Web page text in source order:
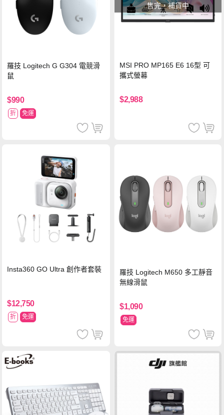
羅技 Logitech G G304 電競滑
鼠
$990
折 免運
售完，補貨中
MSI PRO MP165 E6 16型 可
攜式螢幕
$2,988
Insta360 GO Ultra 創作者套裝
$12,750
折 免運
羅技 Logitech M650 多工靜音
無線滑鼠
$1,090
免運